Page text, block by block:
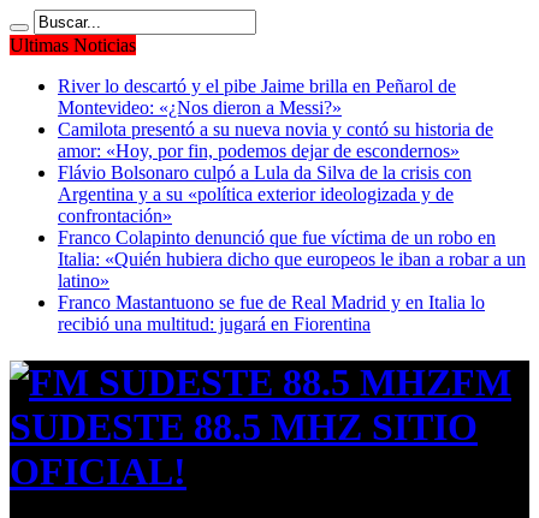
Ultimas Noticias
River lo descartó y el pibe Jaime brilla en Peñarol de
Montevideo: «¿Nos dieron a Messi?»
Camilota presentó a su nueva novia y contó su historia de
amor: «Hoy, por fin, podemos dejar de escondernos»
Flávio Bolsonaro culpó a Lula da Silva de la crisis con
Argentina y a su «política exterior ideologizada y de
confrontación»
Franco Colapinto denunció que fue víctima de un robo en
Italia: «Quién hubiera dicho que europeos le iban a robar a un
latino»
Franco Mastantuono se fue de Real Madrid y en Italia lo
recibió una multitud: jugará en Fiorentina
FM
SUDESTE 88.5 MHZ SITIO
OFICIAL!